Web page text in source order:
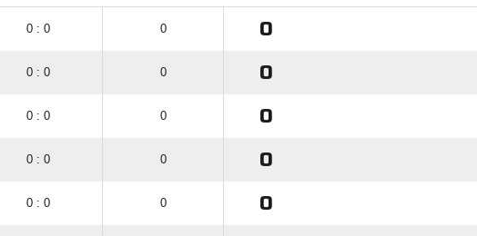
0 : 0 0 0
0 : 0 0 0
0 : 0 0 0
0 : 0 0 0
0 : 0 0 0